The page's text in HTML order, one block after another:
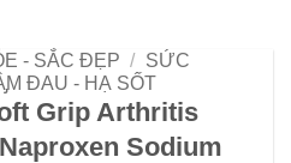
- SẮC ĐẸP / SỨC
ĐAU - HẠ SỐT
Grip Arthritis
Sodium